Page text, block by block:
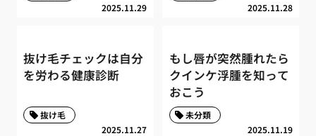
2025.11.29 2025.11.28
抜け毛チェックは自分
を労わる健康診断
2025.11.27
抜け毛
もし唇が突然腫れたら
クインケ浮腫を知って
おこう
2025.11.19
未分類